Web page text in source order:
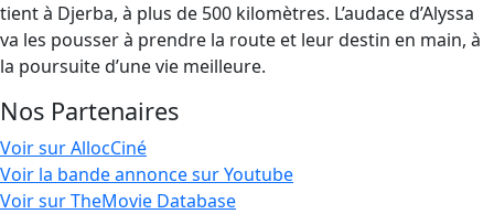
tient à Djerba, à plus de 500 kilomètres. L’audace d’Alyssa
va les pousser à prendre la route et leur destin en main, à
la poursuite d’une vie meilleure.
Nos Partenaires
Voir sur AllocCiné
Voir la bande annonce sur Youtube
Voir sur TheMovie Database